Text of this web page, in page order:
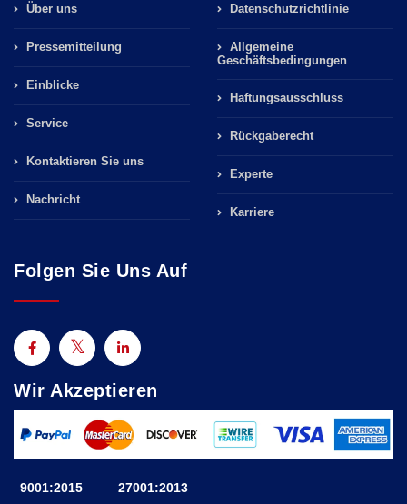
Über uns
Pressemitteilung
Einblicke
Service
Kontaktieren Sie uns
Nachricht
Datenschutzrichtlinie
Allgemeine
Geschäftsbedingungen
Haftungsausschluss
Rückgaberecht
Experte
Karriere
Folgen Sie Uns Auf
Wir Akzeptieren
9001:2015 27001:2013